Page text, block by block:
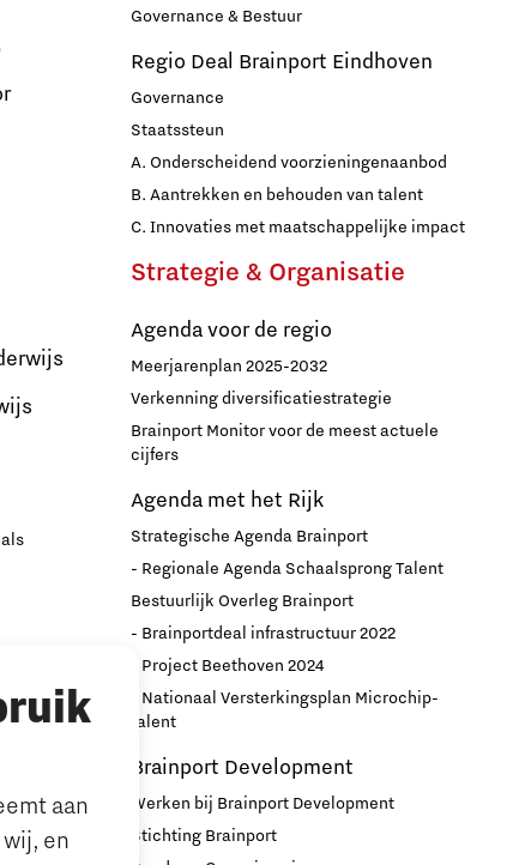
aan
en
Governance & Bestuur
Regio Deal Brainport Eindhoven
Governance
Staatssteun
A. Onderscheidend voorzieningenaanbod
B. Aantrekken en behouden van talent
C. Innovaties met maatschappelijke impact
Strategie & Organisatie
Agenda voor de regio
Meerjarenplan 2025-2032
Verkenning diversificatiestrategie
Brainport Monitor voor de meest actuele
cijfers
Agenda met het Rijk
Strategische Agenda Brainport
- Regionale Agenda Schaalsprong Talent
Bestuurlijk Overleg Brainport
- Brainportdeal infrastructuur 2022
- Project Beethoven 2024
- Nationaal Versterkingsplan Microchip-
talent
Brainport Development
Werken bij Brainport Development
Stichting Brainport